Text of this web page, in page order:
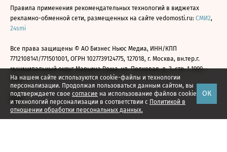
На нашем сайте используются cookie-файлы и технологии
персонализации. Продолжая пользоваться данным сайтом, вы
подтверждаете свое согласие на использование файлов cookie
и технологий персонализации в соответствии с Политикой в
отношении обработки персональных данных.
ОК
Правила применения рекомендательных технологий в виджетах
рекламно-обменной сети, размещенных на сайте vedomosti.ru: СМИ2,
24smi
Все права защищены © АО Бизнес Ньюс Медиа, ИНН/КПП
7712108141/771501001, ОГРН 1027739124775, 127018, г. Москва, вн.тер.г.
муниципальный округ Марьина Роща, ул. Полковая, д. 3, стр. 1 1999—
2026